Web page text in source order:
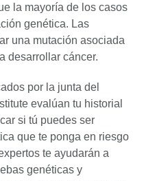
la mayoría de los casos
genética. Las
una mutación asociada
desarrollar cáncer.
por la junta del
evalúan tu historial
si tú puedes ser
que te ponga en riesgo
te ayudarán a
genéticas y